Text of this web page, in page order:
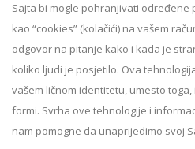
Sajta bi mogle pohranjivati
kao “cookies” (kolačići) na vašem
odgovor na pitanje kako i kada je
koliko ljudi je posjetilo. Ova
vašem ličnom identitetu, umesto
formi. Svrha ove tehnologije i
nam pomogne da unaprijedimo svoj